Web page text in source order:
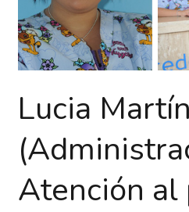
Lucia
Atención al
paciente)